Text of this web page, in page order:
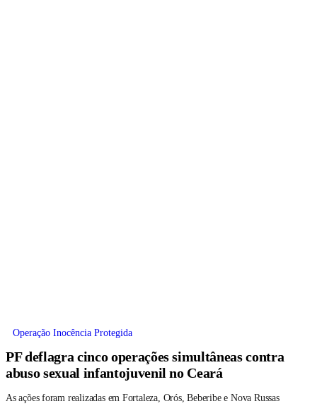
Operação Inocência Protegida
PF deflagra cinco operações simultâneas contra
abuso sexual infantojuvenil no Ceará
As ações foram realizadas em Fortaleza, Orós, Beberibe e Nova Russas